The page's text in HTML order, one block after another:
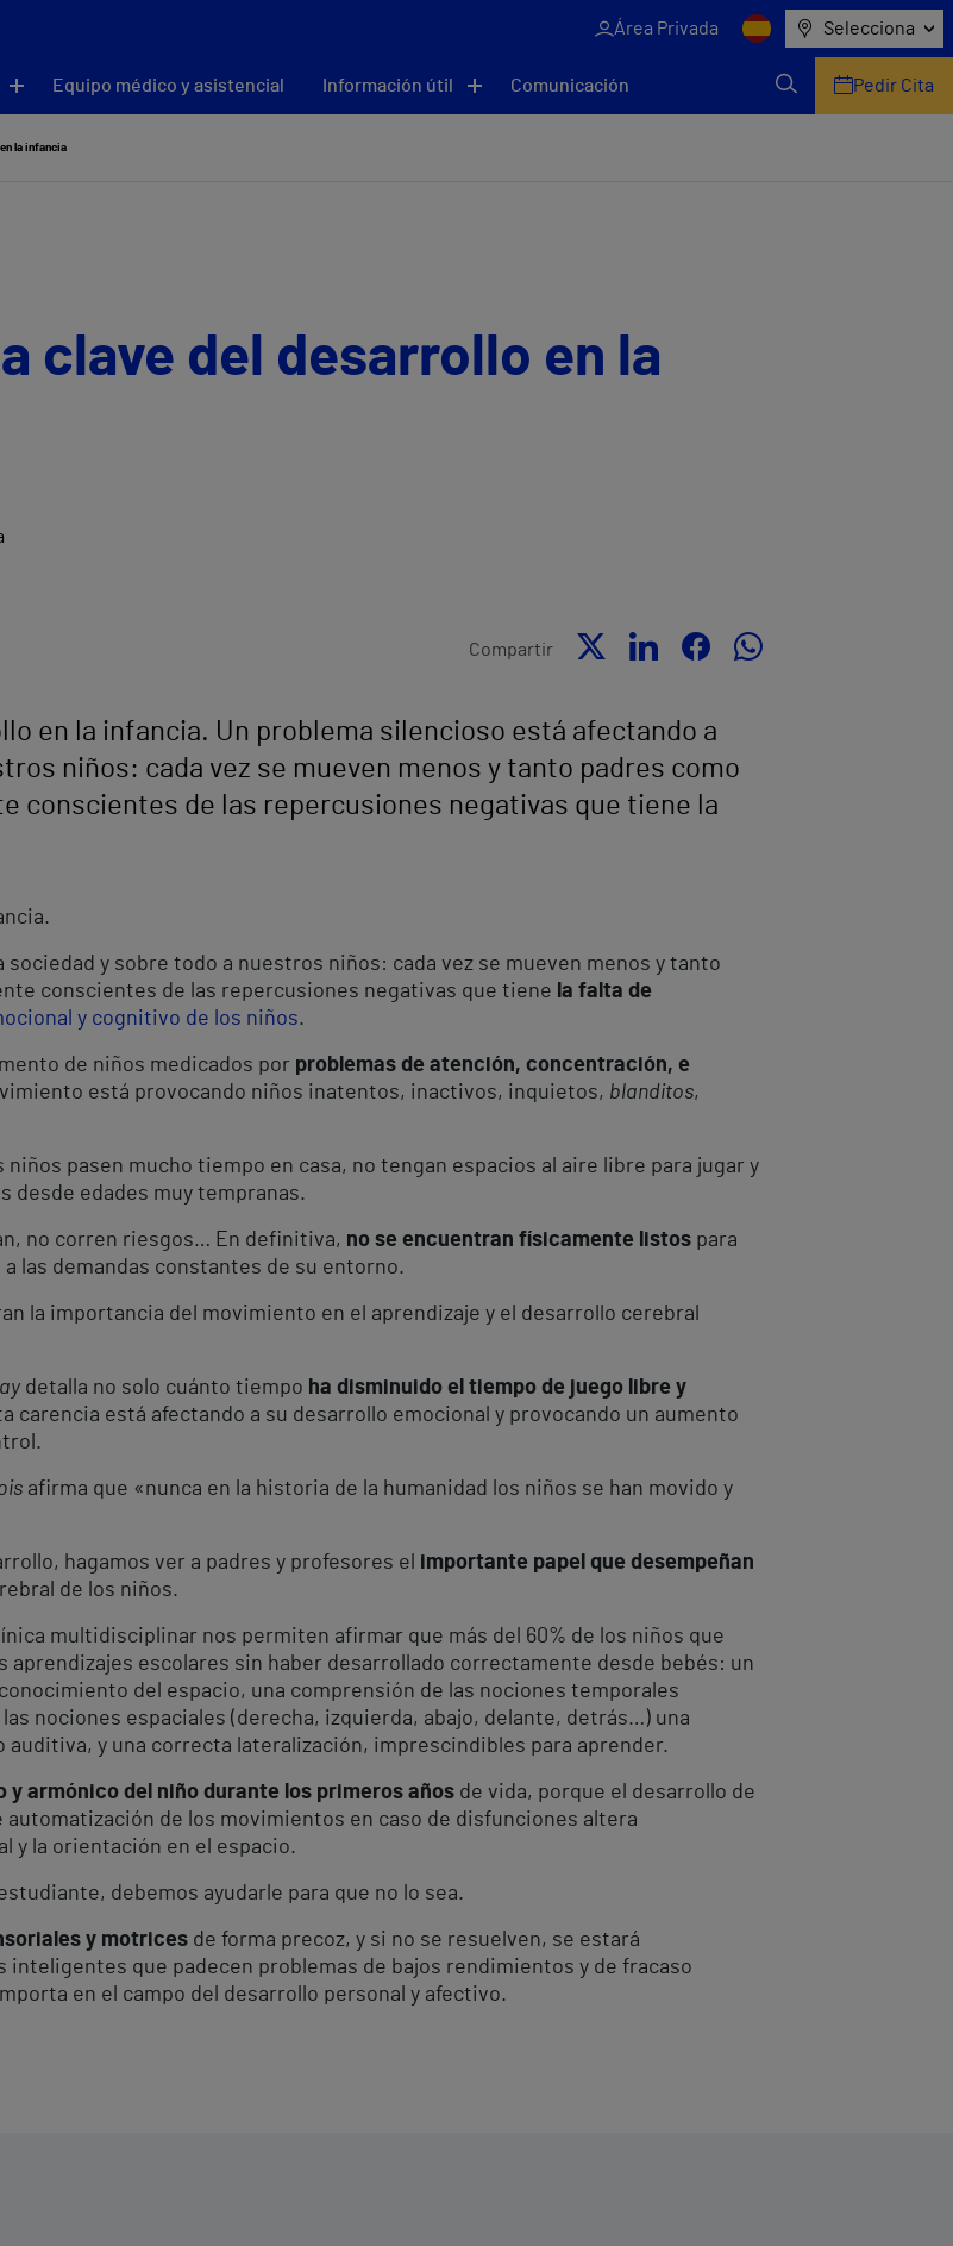
Área Privada Selecciona
Equipo médico y asistencial Información útil Comunicación Pedir Cita
la infancia
clave del desarrollo en la
Compartir
en la infancia. Un problema silencioso está afectando a
niños: cada vez se mueven menos y tanto padres como
conscientes de las repercusiones negativas que tiene la
y sobre todo a nuestros niños: cada vez se mueven menos y tanto
conscientes de las repercusiones negativas que tiene la falta de
y cognitivo de los niños.
de niños medicados por problemas de atención, concentración, e
está provocando niños inatentos, inactivos, inquietos, blanditos,
pasen mucho tiempo en casa, no tengan espacios al aire libre para jugar y
desde edades muy tempranas.
no corren riesgos… En definitiva, no se encuentran físicamente listos para
las demandas constantes de su entorno.
la importancia del movimiento en el aprendizaje y el desarrollo cerebral
detalla no solo cuánto tiempo ha disminuido el tiempo de juego libre y
está afectando a su desarrollo emocional y provocando un aumento
afirma que «nunca en la historia de la humanidad los niños se han movido y
hagamos ver a padres y profesores el
importante papel que desempeñan
de los niños.
multidisciplinar nos permiten afirmar que más del 60% de los niños que
aprendizajes escolares sin haber desarrollado correctamente desde bebés: un
del espacio, una comprensión de las nociones temporales
nociones espaciales (derecha, izquierda, abajo, delante, detrás…) una
y una correcta lateralización, imprescindibles para aprender.
y armónico del niño durante los primeros años de vida, porque el desarrollo de
de los movimientos en caso de disfunciones altera
y la orientación en el espacio.
debemos ayudarle para que no lo sea.
y motrices de forma precoz, y si no se resuelven, se estará
que padecen problemas de bajos rendimientos y de fracaso
en el campo del desarrollo personal y afectivo.